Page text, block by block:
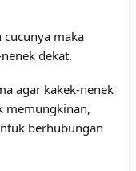
cucunya maka
dekat.
agar kakek-nenek
memungkinan,
berhubungan